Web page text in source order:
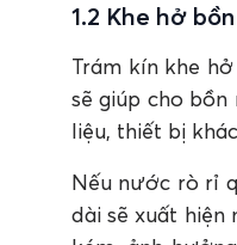
1.2 Khe hở
Trám kín khe
sẽ giúp cho
liệu, thiết bị
Nếu nước rò rỉ
dài sẽ xuất hiện